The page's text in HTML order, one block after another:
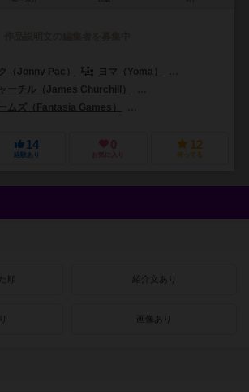
（Jonny Pac） ヨマ（Yoma）
ーチル（James Churchill）
ムズ（Fantasia Games）
14
経験あり
0
お気に入り
12
持ってる
順 紹介文あり
画像あり